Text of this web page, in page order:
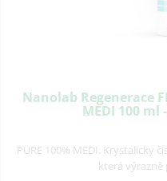
Nanolab Regenerace
MEDI 100 ml
PURE 100% MEDI. Krystalicky
která